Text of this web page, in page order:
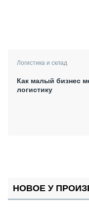
Логистика и склад
Как малый бизнес
логистику
НОВОЕ У